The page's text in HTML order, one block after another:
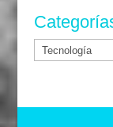
Categorías